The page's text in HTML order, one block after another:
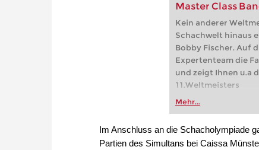
Master Class
Kein anderer
Schachwelt hinaus
Bobby Fischer. Auf
Expertenteam die
und zeigt Ihnen u.a
11.Weltmeisters
Mehr...
Im Anschluss an die Schacholympiade
Partien des Simultans bei Caissa